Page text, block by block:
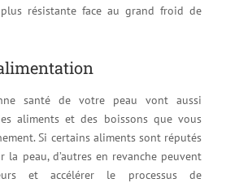
résistante face au grand froid de
santé de votre peau vont aussi
aliments et des boissons que vous
Si certains aliments sont réputés
peau, d’autres en revanche peuvent
et accélérer le processus de